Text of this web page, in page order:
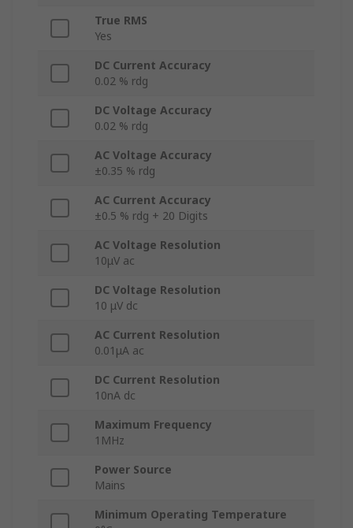
True RMS
Yes
DC Current Accuracy
0.02 % rdg
DC Voltage Accuracy
0.02 % rdg
AC Voltage Accuracy
±0.35 % rdg
AC Current Accuracy
±0.5 % rdg + 20 Digits
AC Voltage Resolution
10μV ac
DC Voltage Resolution
10 μV dc
AC Current Resolution
0.01μA ac
DC Current Resolution
10nA dc
Maximum Frequency
1MHz
Power Source
Mains
Minimum Operating Temperature